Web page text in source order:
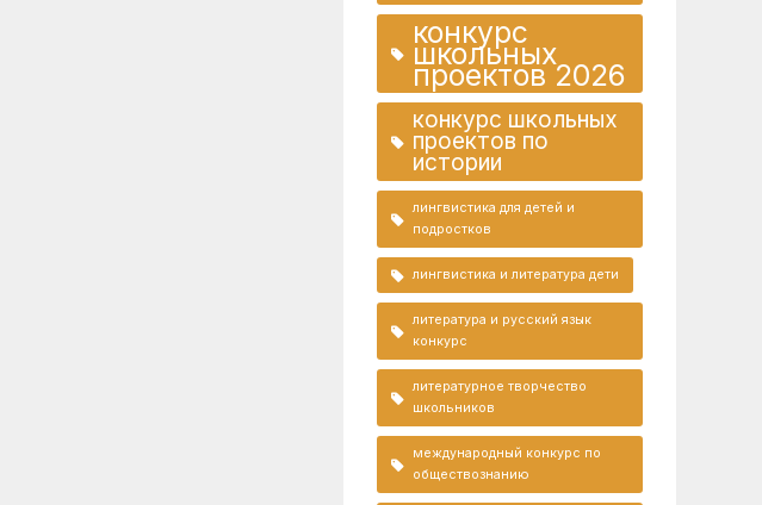
конкурс
школьных
проектов 2026
конкурс школьных
проектов по
истории
лингвистика для детей и
подростков
лингвистика и литература дети
литература и русский язык
конкурс
литературное творчество
школьников
международный конкурс по
обществознанию